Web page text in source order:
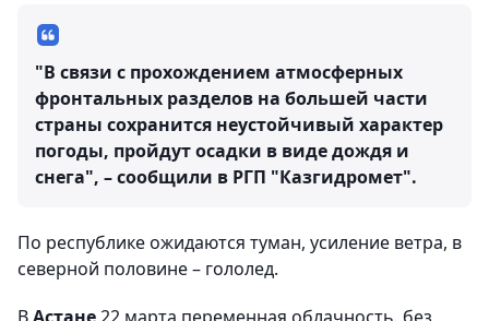
"В связи с прохождением атмосферных
фронтальных разделов на большей части
страны сохранится неустойчивый характер
погоды, пройдут осадки в виде дождя и
снега", – сообщили в РГП "Казгидромет".
По республике ожидаются туман, усиление ветра, в
северной половине – гололед.